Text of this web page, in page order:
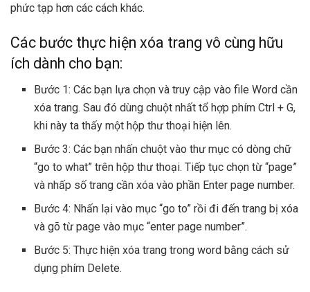
phức tạp hơn các cách khác.
Các bước thực hiện xóa trang vô cùng hữu
ích dành cho bạn:
Bước 1: Các bạn lựa chọn và truy cập vào file Word cần
xóa trang. Sau đó dùng chuột nhất tổ hợp phím Ctrl + G,
khi này ta thấy một hộp thư thoại hiện lên.
Bước 3: Các bạn nhấn chuột vào thư mục có dòng chữ
“go to what” trên hộp thư thoại. Tiếp tục chọn từ “page”
và nhấp số trang cần xóa vào phần Enter page number.
Bước 4: Nhấn lại vào mục “go to” rồi đi đến trang bị xóa
và gõ từ page vào mục “enter page number”.
Bước 5: Thực hiện xóa trang trong word bằng cách sử
dụng phím Delete.